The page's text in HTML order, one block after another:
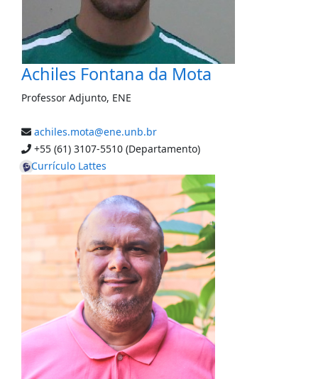
Achiles Fontana da Mota
Professor Adjunto, ENE
achiles.mota@ene.unb.br
+55 (61) 3107-5510 (Departamento)
Currículo Lattes